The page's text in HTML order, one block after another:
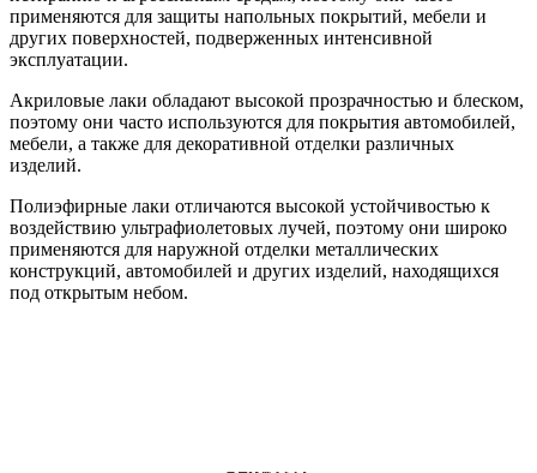
применяются для защиты напольных покрытий, мебели и
других поверхностей, подверженных интенсивной
эксплуатации.
Акриловые лаки обладают высокой прозрачностью и блеском,
поэтому они часто используются для покрытия автомобилей,
мебели, а также для декоративной отделки различных
изделий.
Полиэфирные лаки отличаются высокой устойчивостью к
воздействию ультрафиолетовых лучей, поэтому они широко
применяются для наружной отделки металлических
конструкций, автомобилей и других изделий, находящихся
под открытым небом.